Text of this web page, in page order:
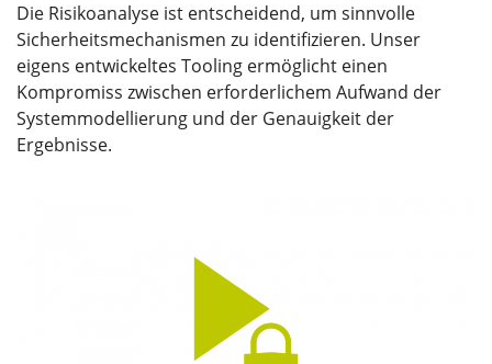
Die Risikoanalyse ist entscheidend, um sinnvolle
Sicherheitsmechanismen zu identifizieren. Unser
eigens entwickeltes Tooling ermöglicht einen
Kompromiss zwischen erforderlichem Aufwand der
Systemmodellierung und der Genauigkeit der
Ergebnisse.